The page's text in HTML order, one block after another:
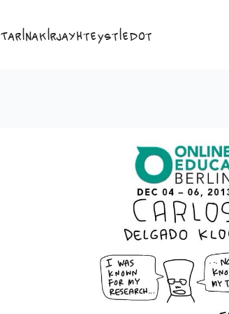
TarinaKirjaYhteystiedot